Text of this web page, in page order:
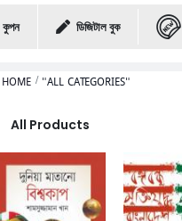
কুপন ডিজিটাল বুক
HOME "ALL CATEGORIES"
All Products